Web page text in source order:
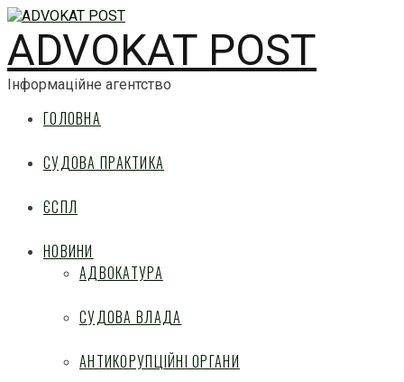
ADVOKAT POST
Інформаційне агентство
ГОЛОВНА
СУДОВА ПРАКТИКА
ЄСПЛ
НОВИНИ
АДВОКАТУРА
СУДОВА ВЛАДА
АНТИКОРУПЦІЙНІ ОРГАНИ